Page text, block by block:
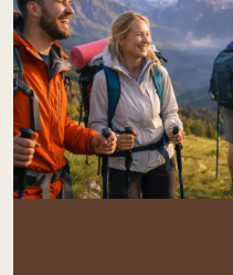
ОСТАЛИСЬ
Оставьте заявку и